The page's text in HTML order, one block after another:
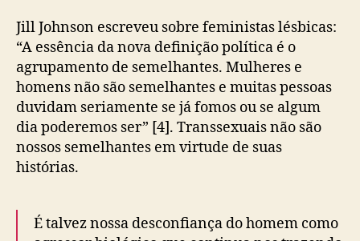
Jill Johnson escreveu sobre feministas lésbicas:
“A essência da nova definição política é o
agrupamento de semelhantes. Mulheres e
homens não são semelhantes e muitas pessoas
duvidam seriamente se já fomos ou se algum
dia poderemos ser” [4]. Transsexuais não são
nossos semelhantes em virtude de suas
histórias.
É talvez nossa desconfiança do homem como